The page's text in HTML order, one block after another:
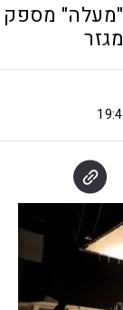
"מעלה" מספק